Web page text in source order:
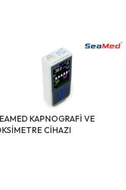
KAPNOGRAFİ VE
CİHAZI